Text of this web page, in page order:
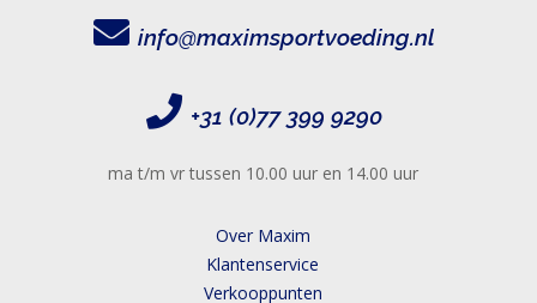
info@maximsportvoeding.nl
+31 (0)77 399 9290
ma t/m vr tussen 10.00 uur en 14.00 uur
Over Maxim
Klantenservice
Verkooppunten